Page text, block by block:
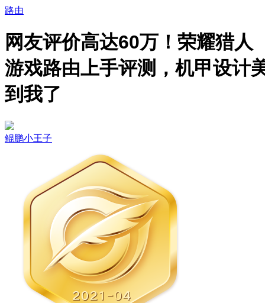
路由
网友评价高达60万！荣耀猎人
游戏路由上手评测，机甲设计
到我了
鲲鹏小王子